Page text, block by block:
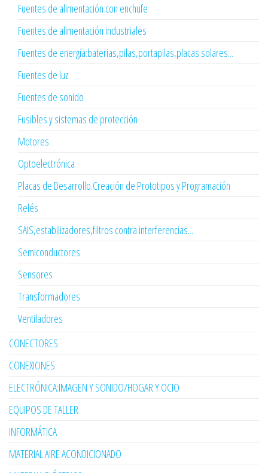
Fuentes de alimentación con enchufe
Fuentes de alimentación industriales
Fuentes de energía:baterias,pilas,portapilas,placas solares...
Fuentes de luz
Fuentes de sonido
Fusibles y sistemas de protección
Motores
Optoelectrónica
Placas de Desarrollo.Creación de Prototipos y Programación
Relés
SAIS,estabilizadores,filtros contra interferencias...
Semiconductores
Sensores
Transformadores
Ventiladores
CONECTORES
CONEXIONES
ELECTRÓNICA:IMAGEN Y SONIDO/HOGAR Y OCIO
EQUIPOS DE TALLER
INFORMÁTICA
MATERIAL AIRE ACONDICIONADO